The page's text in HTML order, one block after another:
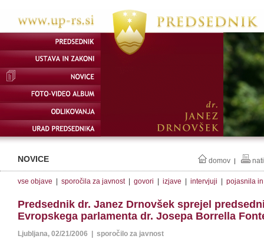
NOVICE domov |
vse objave sporočila za javnost| govori izjave intervjuji pojasnila
Predsednik dr. Janez Drnovšek sprejel
Evropskega parlamenta dr. Josepa Borrella
Ljubljana, 02/21/2006 | sporočilo za javnost